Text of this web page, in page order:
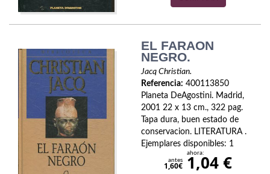
Mafia y espionaje
Matemáticas
Medicina
Música
EL FARAON
NEGRO.
Jacq Christian.
Referencia: 400113850
Planeta DeAgostini. Madrid,
2001 22 x 13 cm., 322 pag.
Tapa dura, buen estado de
conservacion. LITERATURA .
Ejemplares disponibles: 1
antes
1,60€
ahora:
1,04 €